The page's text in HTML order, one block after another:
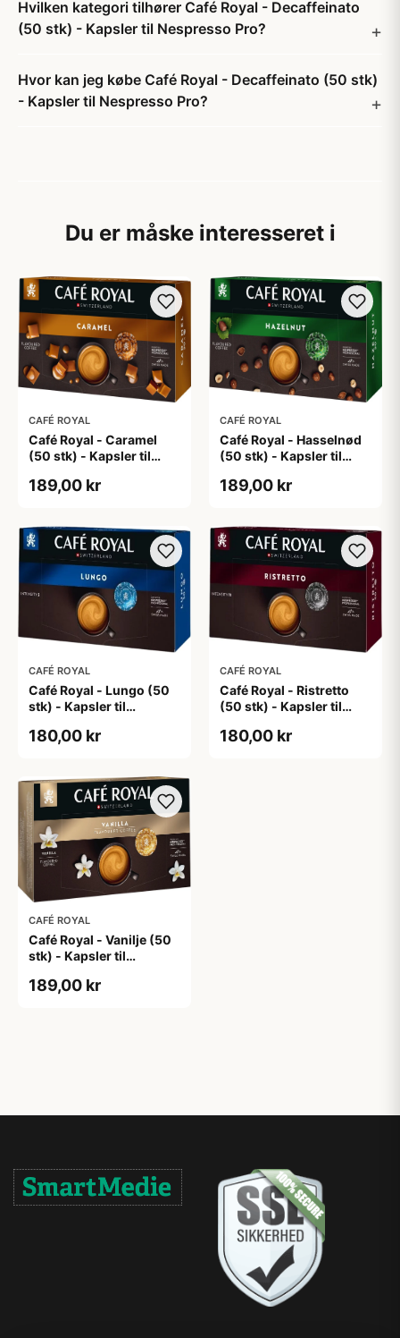
Hvilken kategori tilhører Café Royal - Decaffeinato
(50 stk) - Kapsler til Nespresso Pro?
Hvor kan jeg købe Café Royal - Decaffeinato (50 stk)
- Kapsler til Nespresso Pro?
Du er måske interesseret i
CAFÉ ROYAL
Café Royal - Caramel
(50 stk) - Kapsler til
189,00 kr
CAFÉ ROYAL
Café Royal - Hasselnød
(50 stk) - Kapsler til
189,00 kr
CAFÉ ROYAL
Café Royal - Lungo (50
stk) - Kapsler til
180,00 kr
CAFÉ ROYAL
Café Royal - Ristretto
(50 stk) - Kapsler til
180,00 kr
CAFÉ ROYAL
Café Royal - Vanilje (50
stk) - Kapsler til
189,00 kr